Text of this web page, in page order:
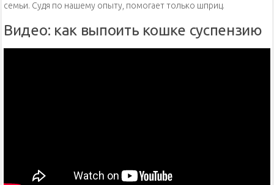
семьи. Судя по нашему опыту, помогает только шприц.
Видео: как выпоить кошке суспензию